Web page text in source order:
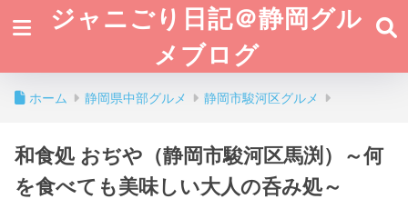
ジャニごり日記＠静岡グル
メブログ
ホーム 静岡県中部グルメ 静岡市駿河区グルメ
和食処 おぢや（静岡市駿河区馬渕）～何
を食べても美味しい大人の呑み処～